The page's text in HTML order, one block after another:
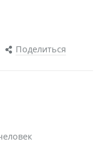
Поделиться